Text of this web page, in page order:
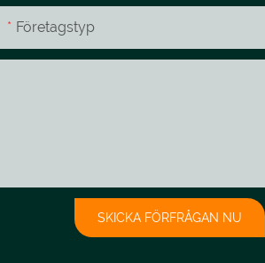
Företagstyp
SKICKA FÖRFRÅGAN NU